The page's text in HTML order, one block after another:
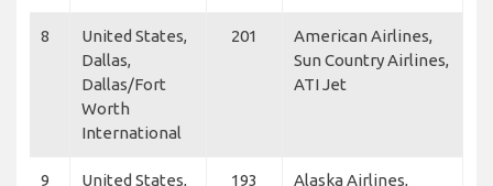
8
United States,
Dallas,
Dallas/Fort
Worth
International
201
American Airlines,
Sun Country Airlines,
ATI Jet
9
United States,
193
Alaska Airlines,